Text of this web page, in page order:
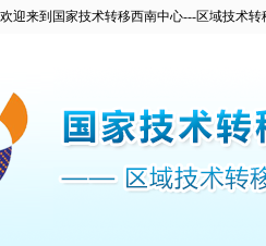
欢迎来到国家技术转移西南中心---区域技术